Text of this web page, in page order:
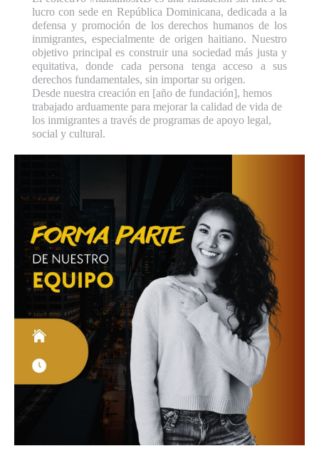
lucro con sede en República Dominicana, dedicada a la
defensa y promoción de los derechos humanos de los
inmigrantes, especialmente de origen haitiano. Nuestro
objetivo principal es construir una sociedad más justa y
equitativa, donde cada persona tenga acceso a sus
derechos fundamentales, sin importar su origen.
Desde nuestra creación en [año de fundación], hemos
trabajado arduamente para mejorar la calidad de vida de
los inmigrantes a través de programas de apoyo legal,
social y cultural.